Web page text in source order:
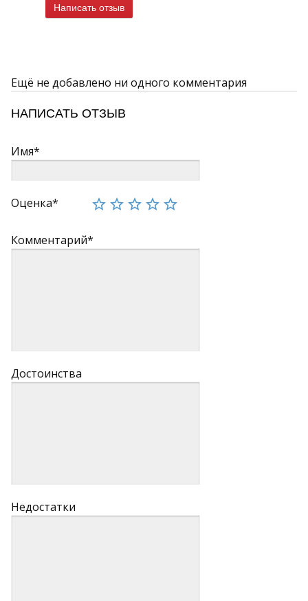
Написать отзыв
Ещё не добавлено ни одного комментария
НАПИСАТЬ ОТЗЫВ
Имя*
Оценка*
Комментарий*
Достоинства
Недостатки